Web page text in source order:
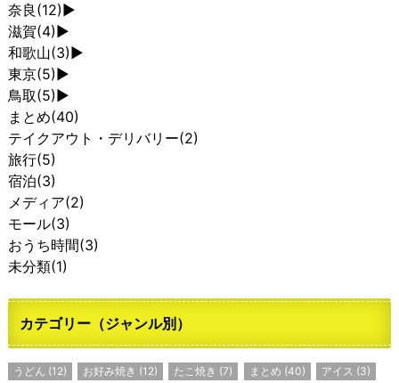
奈良 (12) ►
滋賀(4) ►
和歌山(3) ►
東京(5) ►
鳥取(5) ►
まとめ(40)
テイクアウト・デリバリー(2)
旅行(5)
宿泊(3)
メディア(2)
モール(3)
おうち時間(3)
未分類(1)
カテゴリー（ジャンル別）
うどん (12) お好み焼き (12) たこ焼き (7) まとめ (40) アイス (3)